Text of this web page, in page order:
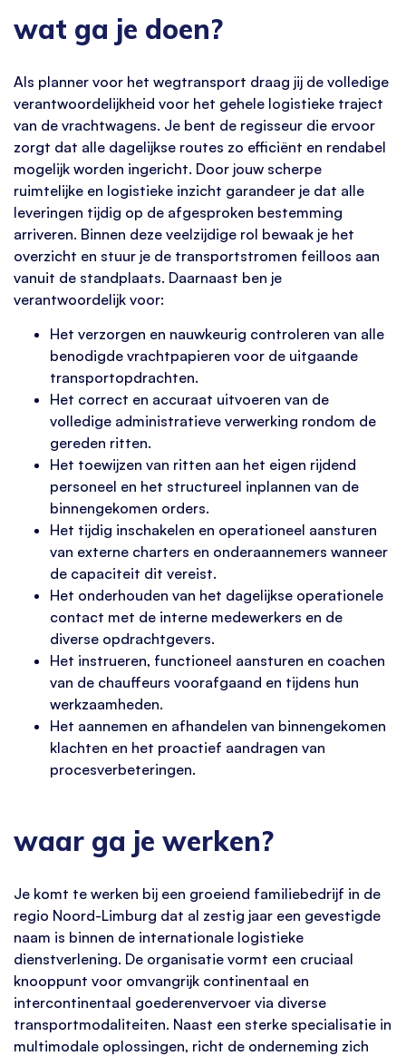
wat ga je doen?
Als planner voor het wegtransport draag jij de volledige
verantwoordelijkheid voor het gehele logistieke traject
van de vrachtwagens. Je bent de regisseur die ervoor
zorgt dat alle dagelijkse routes zo efficiënt en rendabel
mogelijk worden ingericht. Door jouw scherpe
ruimtelijke en logistieke inzicht garandeer je dat alle
leveringen tijdig op de afgesproken bestemming
arriveren. Binnen deze veelzijdige rol bewaak je het
overzicht en stuur je de transportstromen feilloos aan
vanuit de standplaats. Daarnaast ben je
verantwoordelijk voor:
Het verzorgen en nauwkeurig controleren van alle
benodigde vrachtpapieren voor de uitgaande
transportopdrachten.
Het correct en accuraat uitvoeren van de
volledige administratieve verwerking rondom de
gereden ritten.
Het toewijzen van ritten aan het eigen rijdend
personeel en het structureel inplannen van de
binnengekomen orders.
Het tijdig inschakelen en operationeel aansturen
van externe charters en onderaannemers wanneer
de capaciteit dit vereist.
Het onderhouden van het dagelijkse operationele
contact met de interne medewerkers en de
diverse opdrachtgevers.
Het instrueren, functioneel aansturen en coachen
van de chauffeurs voorafgaand en tijdens hun
werkzaamheden.
Het aannemen en afhandelen van binnengekomen
klachten en het proactief aandragen van
procesverbeteringen.
waar ga je werken?
Je komt te werken bij een groeiend familiebedrijf in de
regio Noord-Limburg dat al zestig jaar een gevestigde
naam is binnen de internationale logistieke
dienstverlening. De organisatie vormt een cruciaal
knooppunt voor omvangrijk continentaal en
intercontinentaal goederenvervoer via diverse
transportmodaliteiten. Naast een sterke specialisatie in
multimodale oplossingen, richt de onderneming zich